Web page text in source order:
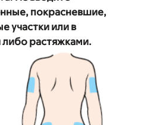
покрасневшие,
участки или в
растяжками.